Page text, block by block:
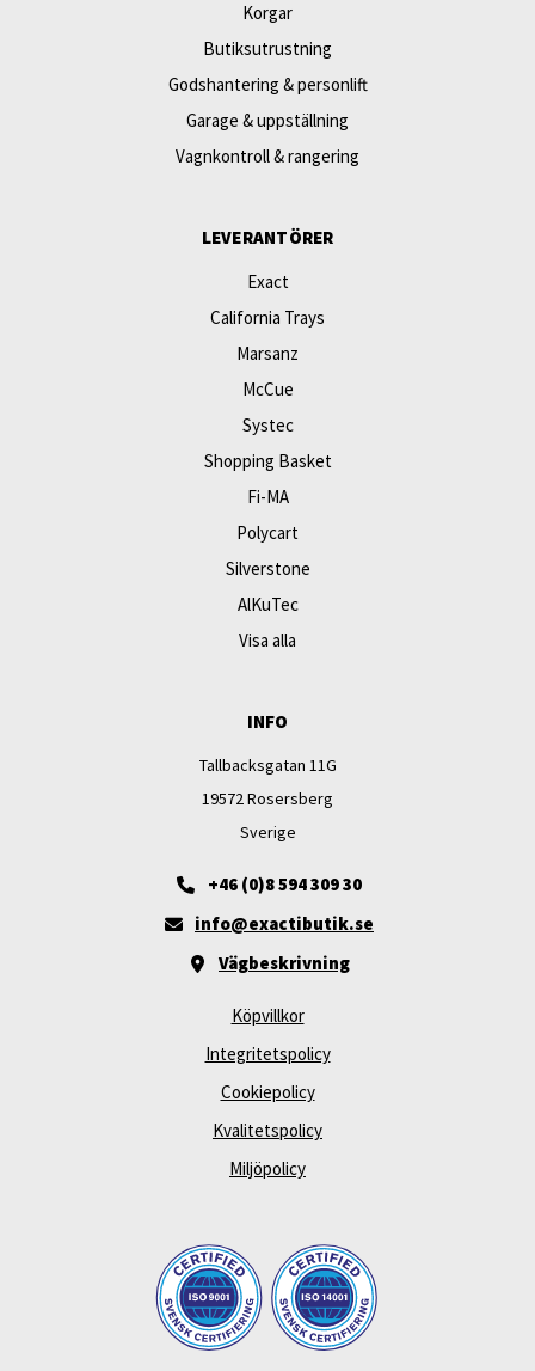
Korgar
Butiksutrustning
Godshantering & personlift
Garage & uppställning
Vagnkontroll & rangering
LEVERANTÖRER
Exact
California Trays
Marsanz
McCue
Systec
Shopping Basket
Fi-MA
Polycart
Silverstone
AlKuTec
Visa alla
INFO
Tallbacksgatan 11G
19572 Rosersberg
Sverige
+46 (0)8 594 309 30
info@exactibutik.se
Vägbeskrivning
Köpvillkor
Integritetspolicy
Cookiepolicy
Kvalitetspolicy
Miljöpolicy